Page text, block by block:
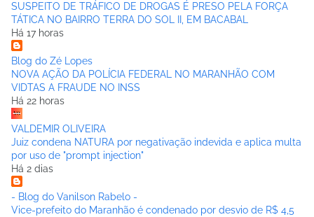
SUSPEITO DE TRÁFICO DE DROGAS É PRESO PELA FORÇA
TÁTICA NO BAIRRO TERRA DO SOL II, EM BACABAL
Há 17 horas
Blog do Zé Lopes
NOVA AÇÃO DA POLÍCIA FEDERAL NO MARANHÃO COM
VIDTAS A FRAUDE NO INSS
Há 22 horas
VALDEMIR OLIVEIRA
Juiz condena NATURA por negativação indevida e aplica multa
por uso de "prompt injection"
Há 2 dias
- Blog do Vanilson Rabelo -
Vice-prefeito do Maranhão é condenado por desvio de R$ 4,5